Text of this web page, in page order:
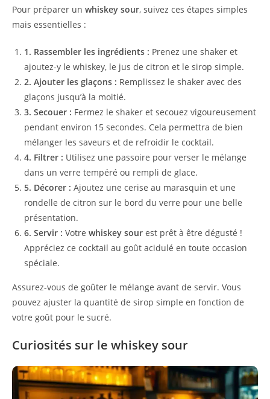
Pour préparer un whiskey sour, suivez ces étapes simples
mais essentielles :
1. Rassembler les ingrédients : Prenez une shaker et
ajoutez-y le whiskey, le jus de citron et le sirop simple.
2. Ajouter les glaçons : Remplissez le shaker avec des
glaçons jusqu’à la moitié.
3. Secouer : Fermez le shaker et secouez vigoureusement
pendant environ 15 secondes. Cela permettra de bien
mélanger les saveurs et de refroidir le cocktail.
4. Filtrer : Utilisez une passoire pour verser le mélange
dans un verre tempéré ou rempli de glace.
5. Décorer : Ajoutez une cerise au marasquin et une
rondelle de citron sur le bord du verre pour une belle
présentation.
6. Servir : Votre whiskey sour est prêt à être dégusté !
Appréciez ce cocktail au goût acidulé en toute occasion
spéciale.
Assurez-vous de goûter le mélange avant de servir. Vous
pouvez ajuster la quantité de sirop simple en fonction de
votre goût pour le sucré.
Curiosités sur le whiskey sour